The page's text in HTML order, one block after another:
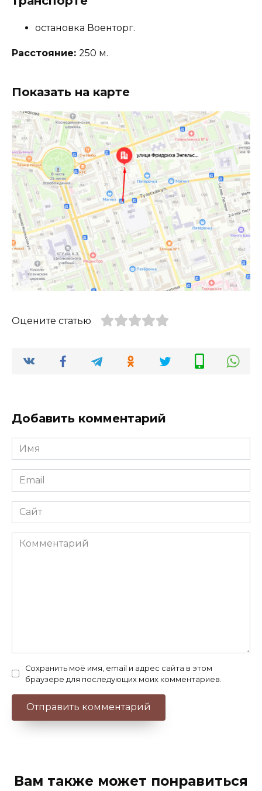
остановка Военторг.
Расстояние: 250 м.
Показать на карте
Оцените статью
Добавить комментарий
Имя
*
Email
*
Сайт
Комментарий
Сохранить моё имя, email и адрес сайта в этом
браузере для последующих моих комментариев.
Вам также может понравиться